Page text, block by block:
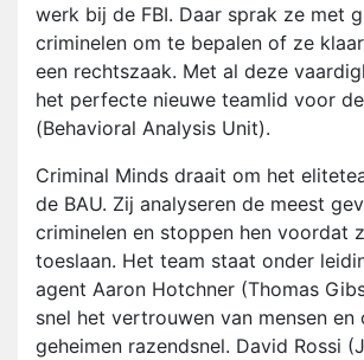
werk bij de FBI. Daar sprak ze met
criminelen om te bepalen of ze
een rechtszaak. Met al deze
het perfecte nieuwe teamlid voor
(Behavioral Analysis Unit).
Criminal Minds draait om het
de BAU. Zij analyseren de meest
criminelen en stoppen hen voordat
toeslaan. Het team staat onder
agent Aaron Hotchner (Thomas
snel het vertrouwen van mensen
geheimen razendsnel. David Rossi